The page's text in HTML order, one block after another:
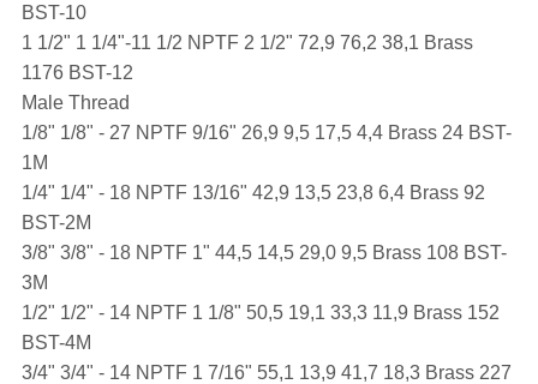
BST-10
1 1/2" 1 1/4"-11 1/2 NPTF 2 1/2" 72,9 76,2 38,1 Brass
1176 BST-12
Male Thread
1/8" 1/8" - 27 NPTF 9/16" 26,9 9,5 17,5 4,4 Brass 24 BST-
1M
1/4" 1/4" - 18 NPTF 13/16" 42,9 13,5 23,8 6,4 Brass 92
BST-2M
3/8" 3/8" - 18 NPTF 1" 44,5 14,5 29,0 9,5 Brass 108 BST-
3M
1/2" 1/2" - 14 NPTF 1 1/8" 50,5 19,1 33,3 11,9 Brass 152
BST-4M
3/4" 3/4" - 14 NPTF 1 7/16" 55,1 13,9 41,7 18,3 Brass 227